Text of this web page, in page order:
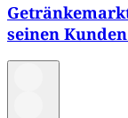
seinen